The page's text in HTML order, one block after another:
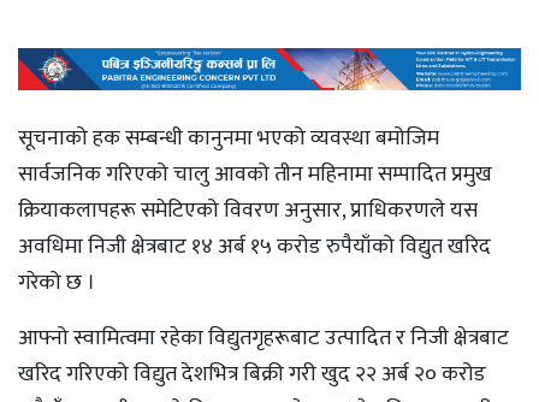
सूचनाको हक सम्बन्धी कानुनमा भएको व्यवस्था बमोजिम
सार्वजनिक गरिएको चालु आवको तीन महिनामा सम्पादित प्रमुख
क्रियाकलापहरू समेटिएको विवरण अनुसार, प्राधिकरणले यस
अवधिमा निजी क्षेत्रबाट १४ अर्ब १५ करोड रुपैयाँको विद्युत खरिद
गरेको छ ।
आफ्नो स्वामित्वमा रहेका विद्युतगृहरूबाट उत्पादित र निजी क्षेत्रबाट
खरिद गरिएको विद्युत देशभित्र बिक्री गरी खुद २२ अर्ब २० करोड